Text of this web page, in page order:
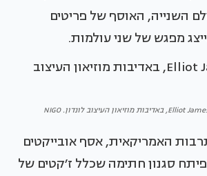
השנייה, האוסף של פריטים
מפגש של שני עולמות.
האמריקאית, אסף אובייקטים
סגנון חתימה שכלל ז׳קטים של